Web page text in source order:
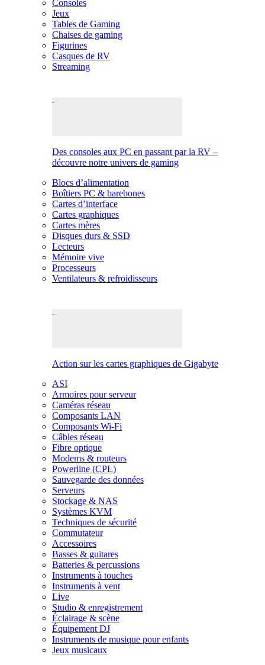
Consoles
Jeux
Tables de Gaming
Chaises de gaming
Figurines
Casques de RV
Streaming
Des consoles aux PC en passant par la RV –
découvre notre univers de gaming
Blocs d’alimentation
Boîtiers PC & barebones
Cartes d’interface
Cartes graphiques
Cartes mères
Disques durs & SSD
Lecteurs
Mémoire vive
Processeurs
Ventilateurs & refroidisseurs
Action sur les cartes graphiques de Gigabyte
ASI
Armoires pour serveur
Caméras réseau
Composants LAN
Composants Wi-Fi
Câbles réseau
Fibre optique
Modems & routeurs
Powerline (CPL)
Sauvegarde des données
Serveurs
Stockage & NAS
Systèmes KVM
Techniques de sécurité
Commutateur
Accessoires
Basses & guitares
Batteries & percussions
Instruments à touches
Instruments à vent
Live
Studio & enregistrement
Éclairage & scène
Équipement DJ
Instruments de musique pour enfants
Jeux musicaux